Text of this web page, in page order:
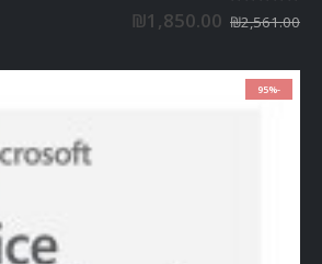
₪2,561.00
₪1,850.00
-95%